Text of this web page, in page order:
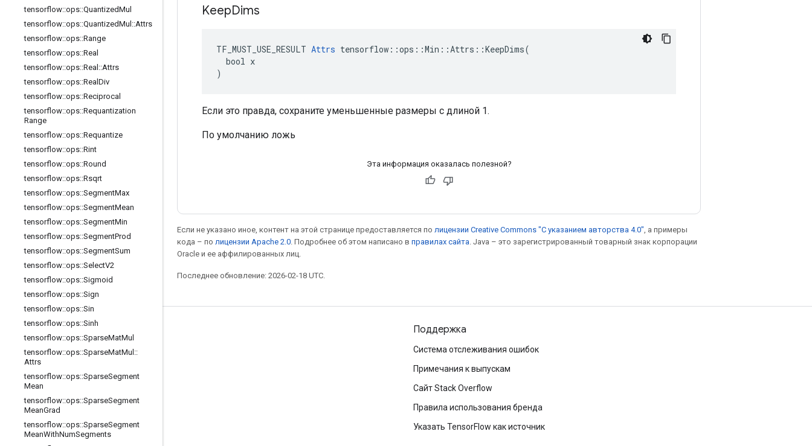
tensorflow::ops::QuantizedMul
tensorflow::ops::QuantizedMul ::Attrs
tensorflow::ops::Range
tensorflow::ops::Real
tensorflow::ops::Real ::Attrs
tensorflow::ops::Real Div
tensorflow::ops::Reciprocal
tensorflow::ops::Requantization
Range
tensorflow::ops::Requantize
tensorflow::ops::Rint
tensorflow::ops::Round
tensorflow::ops::Rsqrt
tensorflow::ops::SegmentMax
tensorflow::ops::SegmentMean
tensorflow::ops::SegmentMin
tensorflow::ops::SegmentProd
tensorflow::ops::SegmentSum
tensorflow::ops::SelectV2
tensorflow::ops::Sigmoid
tensorflow::ops::Sign
tensorflow::ops::Sin
tensorflow::ops::Sinh
tensorflow::ops::SparseMatMul
tensorflow::ops::SparseMatMul ::
Attrs
tensorflow::ops::SparseSegment
Mean
tensorflow::ops::SparseSegment
MeanGrad
tensorflow::ops::SparseSegment
MeanWithNumSegments
KeepDims
TF_MUST_USE_RESULT Attrs tensorflow::ops::Min::Attrs::KeepDims(
  bool x
)
Если это правда, сохраните уменьшенные размеры с длиной 1.
По умолчанию ложь
Эта информация оказалась полезной?
Если не указано иное, контент на этой странице предоставляется по лицензии Creative Commons "С указанием авторства 4.0" , а примеры
кода – по лицензии Apache 2.0 . Подробнее об этом написано в правилах сайта . Java – это зарегистрированный товарный знак корпорации
Oracle и ее аффилированных лиц.
Последнее обновление: 2026-02-18 UTC.
Мы в социальных сетях
Блог
GitHub
Twitter
YouTube
Поддержка
Система отслеживания ошибок
Примечания к выпускам
Сайт Stack Overflow
Правила использования бренда
Указать TensorFlow как источник